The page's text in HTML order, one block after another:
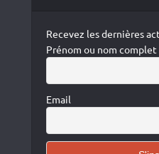
Recevez les dernières
Prénom ou nom complet
Email